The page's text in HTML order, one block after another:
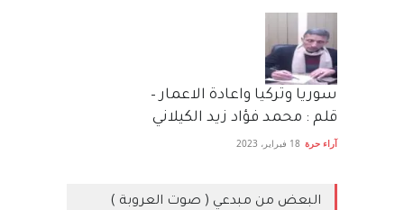
سوريا وتركيا واعادة الاعمار –
قلم : محمد فؤاد زيد الكيلاني
آراء حرة 18 فبراير، 2023
البعض من مبدعي ( صوت العروبة )